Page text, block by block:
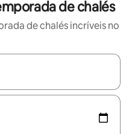
de chalés
de chalés incríveis no
disponíveis, explore-os